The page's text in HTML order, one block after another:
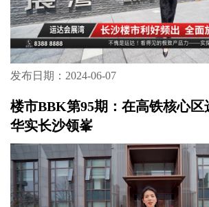
发布日期：2024-06-07
楼市BBK第95期：在高铁核心区
华实长沙领峯